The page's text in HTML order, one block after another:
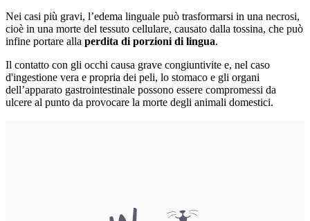
Nei casi più gravi, l’edema linguale può trasformarsi in una necrosi,
cioè in una morte del tessuto cellulare, causato dalla tossina, che può
infine portare alla perdita di porzioni di lingua.
Il contatto con gli occhi causa grave congiuntivite e, nel caso
d'ingestione vera e propria dei peli, lo stomaco e gli organi
dell’apparato gastrointestinale possono essere compromessi da
ulcere al punto da provocare la morte degli animali domestici.